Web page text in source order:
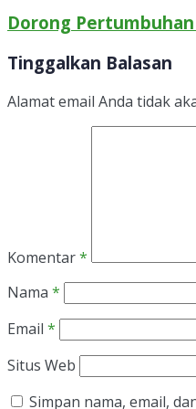
Dorong
Tinggalkan Balasan
Alamat email Anda tidak
Komentar*
Nama *
Email *
Situs Web
Simpan nama, email,